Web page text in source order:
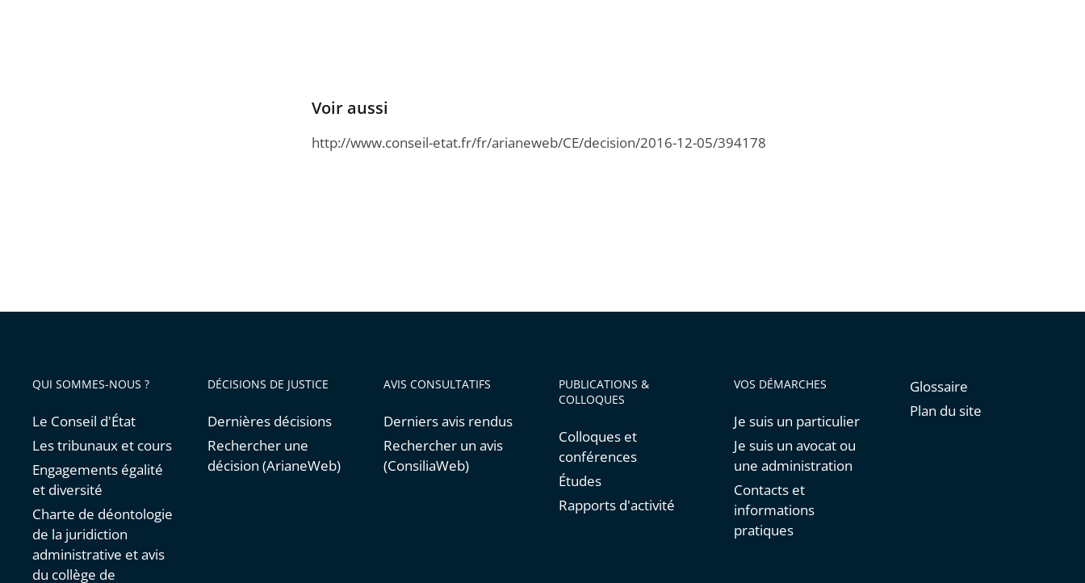
Voir aussi
http://www.conseil-etat.fr/fr/arianeweb/CE/decision/2016-12-05/394178
QUI SOMMES-NOUS ?
Le Conseil d'État
Les tribunaux et cours
Engagements égalité
et diversité
Charte de déontologie
de la juridiction
administrative et avis
du collège de
DÉCISIONS DE JUSTICE
Dernières décisions
Rechercher une
décision (ArianeWeb)
AVIS CONSULTATIFS
Derniers avis rendus
Rechercher un avis
(ConsiliaWeb)
PUBLICATIONS &
COLLOQUES
Colloques et
conférences
Études
Rapports d'activité
VOS DÉMARCHES
Je suis un particulier
Je suis un avocat ou
une administration
Contacts et
informations
pratiques
Glossaire
Plan du site